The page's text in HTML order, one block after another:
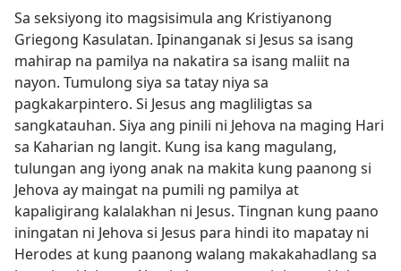
Sa seksiyong ito magsisimula ang Kristiyanong
Griegong Kasulatan. Ipinanganak si Jesus sa isang
mahirap na pamilya na nakatira sa isang maliit na
nayon. Tumulong siya sa tatay niya sa
pagkakarpintero. Si Jesus ang magliligtas sa
sangkatauhan. Siya ang pinili ni Jehova na maging Hari
sa Kaharian ng langit. Kung isa kang magulang,
tulungan ang iyong anak na makita kung paanong si
Jehova ay maingat na pumili ng pamilya at
kapaligirang kalalakhan ni Jesus. Tingnan kung paano
iningatan ni Jehova si Jesus para hindi ito mapatay ni
Herodes at kung paanong walang makakahadlang sa